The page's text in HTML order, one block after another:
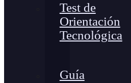
Test de
Orientación
Tecnológica
Guía